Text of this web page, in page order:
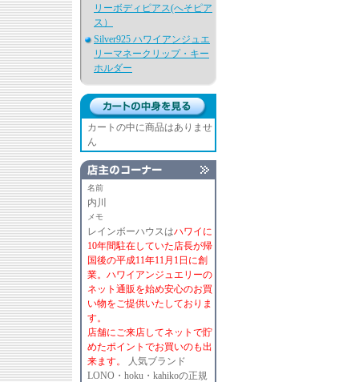
リーボディピアス(へそピア
ス）
Silver925 ハワイアンジュエ
リーマネークリップ・キー
ホルダー
カートの中に商品はありませ
ん
名前
内川
メモ
レインボーハウスはハワイに
10年間駐在していた店長が帰
国後の平成11年11月1日に創
業。ハワイアンジュエリーの
ネット通販を始め安心のお買
い物をご提供いたしておりま
す。
店舗にご来店してネットで貯
めたポイントでお買いのも出
来ます。
人気ブランド
LONO・hoku・kahikoの正規